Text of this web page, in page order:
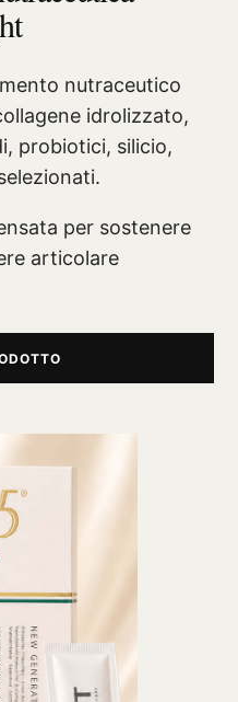
nutraceutico
idrolizzato,
probiotici, silicio,
per sostenere
articolare